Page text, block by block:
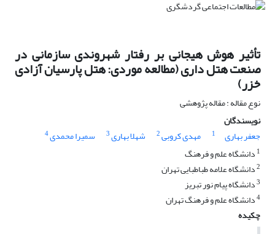
تأثیر هوش هیجانی بر رفتار شهروندی سازمانی در
صنعت هتل داری (مطالعه موردی: هتل پارسیان آزادی
خزر)
نوع مقاله : مقاله پژوهشی
نویسندگان
جعفر بهاری
1 مهدی کروبی2 شهلا بهاری3 سمیرا محمدی4
1 دانشگاه علم و فرهنگ
2دانشگاه علامه طباطبایی تهران
3دانشگاه پیام نور تبریز
4دانشگاه علم و فرهنگ تهران
چکیده